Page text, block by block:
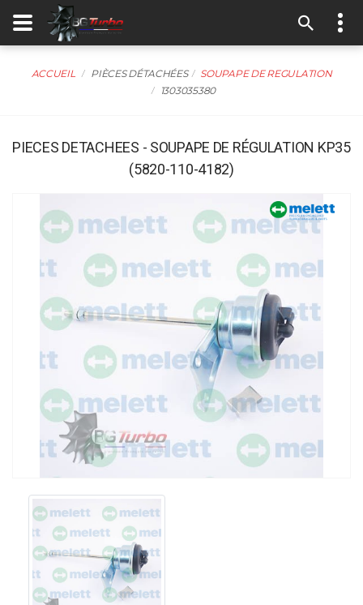
ACCUEIL PIÈCES DÉTACHÉES
SOUPAPE DE REGULATION
1303035380
PIECES DETACHEES - SOUPAPE DE RÉGULATION KP35
(5820-110-4182)